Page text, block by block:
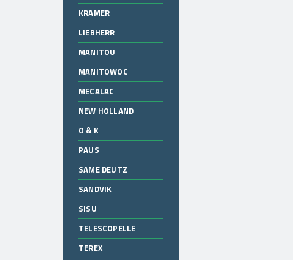
KRAMER
LIEBHERR
MANITOU
MANITOWOC
MECALAC
NEW HOLLAND
O & K
PAUS
SAME DEUTZ
SANDVIK
SISU
TELESCOPELLE
TEREX